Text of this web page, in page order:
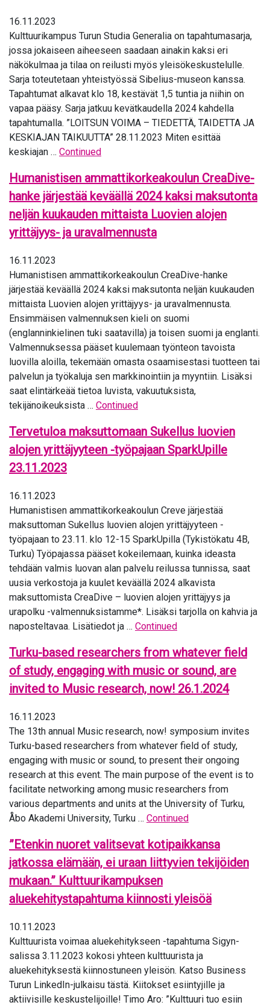
16.11.2023
Kulttuurikampus Turun Studia Generalia on tapahtumasarja,
jossa jokaiseen aiheeseen saadaan ainakin kaksi eri
näkökulmaa ja tilaa on reilusti myös yleisökeskustelulle.
Sarja toteutetaan yhteistyössä Sibelius-museon kanssa.
Tapahtumat alkavat klo 18, kestävät 1,5 tuntia ja niihin on
vapaa pääsy. Sarja jatkuu kevätkaudella 2024 kahdella
tapahtumalla. ”LOITSUN VOIMA – TIEDETTÄ, TAIDETTA JA
KESKIAJAN TAIKUUTTA” 28.11.2023 Miten esittää
keskiajan … Continued
Humanistisen ammattikorkeakoulun CreaDive-
hanke järjestää keväällä 2024 kaksi maksutonta
neljän kuukauden mittaista Luovien alojen
yrittäjyys- ja uravalmennusta
16.11.2023
Humanistisen ammattikorkeakoulun CreaDive-hanke
järjestää keväällä 2024 kaksi maksutonta neljän kuukauden
mittaista Luovien alojen yrittäjyys- ja uravalmennusta.
Ensimmäisen valmennuksen kieli on suomi
(englanninkielinen tuki saatavilla) ja toisen suomi ja englanti.
Valmennuksessa pääset kuulemaan työnteon tavoista
luovilla aloilla, tekemään omasta osaamisestasi tuotteen tai
palvelun ja työkaluja sen markkinointiin ja myyntiin. Lisäksi
saat elintärkeää tietoa luvista, vakuutuksista,
tekijänoikeuksista … Continued
Tervetuloa maksuttomaan Sukellus luovien
alojen yrittäjyyteen -työpajaan SparkUpille
23.11.2023
16.11.2023
Humanistisen ammattikorkeakoulun Creve järjestää
maksuttoman Sukellus luovien alojen yrittäjyyteen -
työpajaan to 23.11. klo 12-15 SparkUpilla (Tykistökatu 4B,
Turku) Työpajassa pääset kokeilemaan, kuinka ideasta
tehdään valmis luovan alan palvelu reilussa tunnissa, saat
uusia verkostoja ja kuulet keväällä 2024 alkavista
maksuttomista CreaDive – luovien alojen yrittäjyys ja
urapolku -valmennuksistamme*. Lisäksi tarjolla on kahvia ja
naposteltavaa. Lisätiedot ja … Continued
Turku-based researchers from whatever field
of study, engaging with music or sound, are
invited to Music research, now! 26.1.2024
16.11.2023
The 13th annual Music research, now! symposium invites
Turku-based researchers from whatever field of study,
engaging with music or sound, to present their ongoing
research at this event. The main purpose of the event is to
facilitate networking among music researchers from
various departments and units at the University of Turku,
Åbo Akademi University, Turku … Continued
”Etenkin nuoret valitsevat kotipaikkansa
jatkossa elämään, ei uraan liittyvien tekijöiden
mukaan.” Kulttuurikampuksen
aluekehitystapahtuma kiinnosti yleisöä
10.11.2023
Kulttuurista voimaa aluekehitykseen -tapahtuma Sigyn-
salissa 3.11.2023 kokosi yhteen kulttuurista ja
aluekehityksestä kiinnostuneen yleisön. Katso Business
Turun LinkedIn-julkaisu tästä. Kiitokset esiintyjille ja
aktiivisille keskustelijoille! Timo Aro: ”Kulttuuri tuo esiin